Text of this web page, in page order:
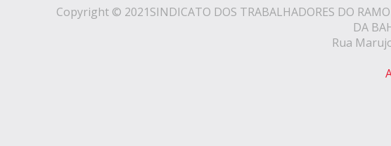
Copyright © 2021SINDICATO DOS TRABALHADORES DO
DA
Rua